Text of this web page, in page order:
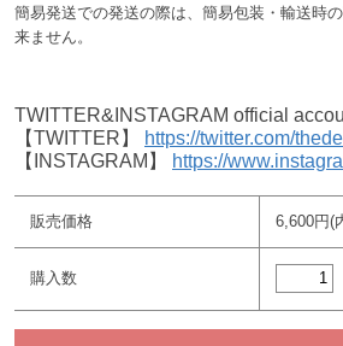
簡易発送での発送の際は、簡易包装・輸送時
来ません。
TWITTER&INSTAGRAM official
【TWITTER】
https://twitter.com/
【INSTAGRAM】
https://
販売価格 6,600円(
購入数